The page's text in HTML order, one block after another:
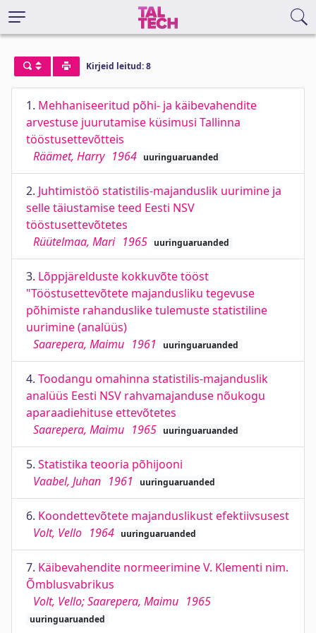
Kirjeid leitud: 8
1. Mehhaniseeritud põhi- ja käibevahendite
arvestuse juurutamise küsimusi Tallinna
tööstusettevõtteis
Räämet, Harry 1964 uuringuaruanded
2. Juhtimistöö statistilis-majanduslik uurimine ja
selle täiustamise teed Eesti NSV
tööstusettevõtetes
Rüütelmaa, Mari 1965 uuringuaruanded
3. Lõppjärelduste kokkuvõte tööst
"Tööstusettevõtete majandusliku tegevuse
põhimiste rahanduslike tulemuste statistiline
uurimine (analüüs)
Saarepera, Maimu 1961 uuringuaruanded
4. Toodangu omahinna statistilis-majanduslik
analüüs Eesti NSV rahvamajanduse nõukogu
aparaadiehituse ettevõtetes
Saarepera, Maimu 1965 uuringuaruanded
5. Statistika teooria põhijooni
Vaabel, Juhan 1961 uuringuaruanded
6. Koondettevõtete majanduslikust efektiivsusest
Volt, Vello 1964 uuringuaruanded
7. Käibevahendite normeerimine V. Klementi nim.
Õmblusvabrikus
Volt, Vello; Saarepera, Maimu 1965
uuringuaruanded